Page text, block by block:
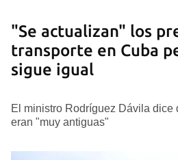
"Se actualizan" los
transporte en Cuba
sigue igual
El ministro Rodríguez Dávila dice
eran "muy antiguas"